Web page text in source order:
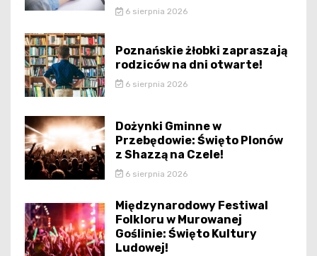
6 sierpnia 2026
Poznańskie żłobki zapraszają
rodziców na dni otwarte!
6 sierpnia 2026
Dożynki Gminne w
Przebędowie: Święto Plonów
z Shazzą na Czele!
6 sierpnia 2026
Międzynarodowy Festiwal
Folkloru w Murowanej
Goślinie: Święto Kultury
Ludowej!